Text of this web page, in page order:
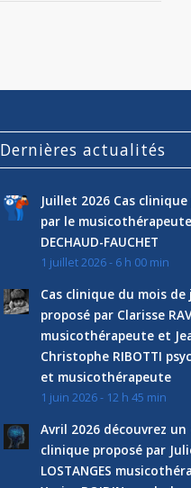
Dernières actualités
Juillet 2026 Cas
par le
DECHAUD-FAUCHET
1 juillet 2026 - 6 h 00 min
Cas clinique du mois de
proposé par Clarisse
musicothérapeute et
Christophe RIBOTTI
et musicothérapeute
1 juin 2026 - 12 h 45 min
Avril 2026 découvrez un
clinique proposé par
LOSTANGES